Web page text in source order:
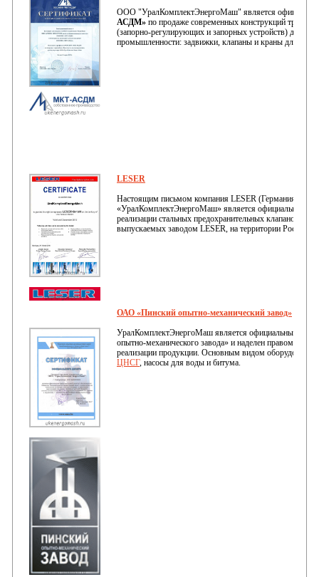
ООО "УралКомплектЭнергоМаш" является
АСДМ» по продаже современных конструкций
(запорно-регулирующих и запорных устройств) для
промышленности: задвижки, клапаны и краны для
LESER
Настоящим письмом компания LESER (Германия)
«УралКомплектЭнергоМаш» является официальным
реализации стальных предохранительных клапанов и
выпускаемых заводом LESER, на территории
ОАО «Пинский опытно-механический завод»
УралКомплектЭнергоМаш является официальным
опытно-механического завода» и наделен правом
реализации продукции. Основным видом
ЦНСГ, насосы для воды и битума.